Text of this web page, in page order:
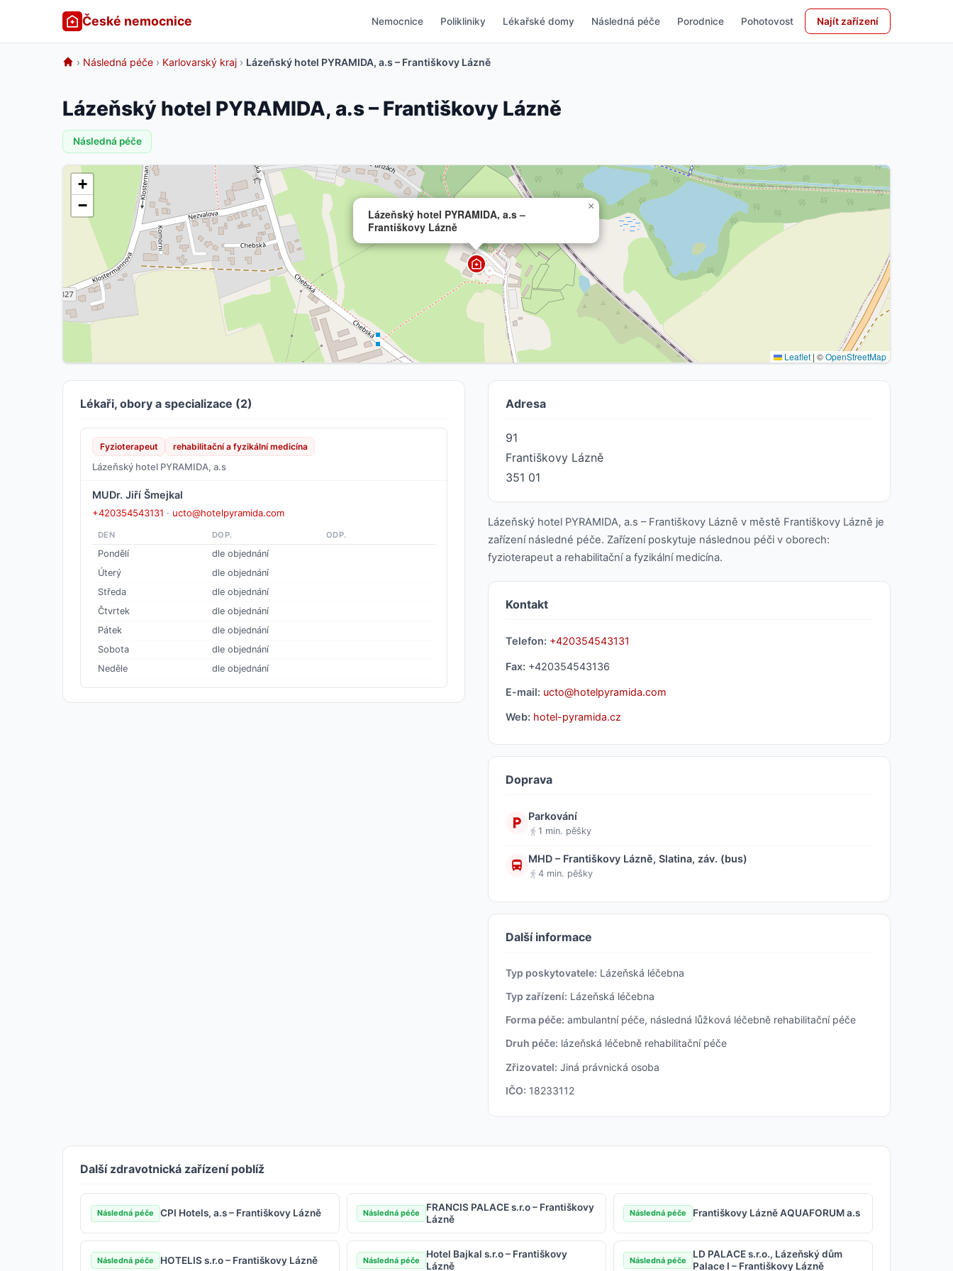
České nemocnice Nemocnice Polikliniky Lékařské domy Následná péče Porodnice Pohotovost Najít zařízení
› Následná péče › Karlovarský kraj › Lázeňský hotel PYRAMIDA, a.s – Františkovy Lázně
Lázeňský hotel PYRAMIDA, a.s – Františkovy Lázně
Následná péče
Lázeňský hotel PYRAMIDA, a.s –
Františkovy Lázně
×
+
−
Leaflet | ©OpenStreetMap
Lékaři, obory a specializace (2)
Fyzioterapeut rehabilitační a fyzikální medicína
Lázeňský hotel PYRAMIDA, a.s
MUDr. Jiří Šmejkal
+420354543131 · ucto@hotelpyramida.com
DEN DOP. ODP.
Pondělí
dle objednání
Úterý
dle objednání
Středa
dle objednání
Čtvrtek
dle objednání
Pátek
dle objednání
Sobota
dle objednání
Neděle
dle objednání
Adresa
91
Františkovy Lázně
351 01
Lázeňský hotel PYRAMIDA, a.s – Františkovy Lázně v městě Františkovy Lázně je
zařízení následné péče. Zařízení poskytuje následnou péči v oborech:
fyzioterapeut a rehabilitační a fyzikální medicína.
Kontakt
Telefon: +420354543131
Fax: +420354543136
E-mail: ucto@hotelpyramida.com
Web: hotel-pyramida.cz
Doprava
Parkování
1 min. pěšky
MHD – Františkovy Lázně, Slatina, záv. (bus)
4 min. pěšky
Další informace
Typ poskytovatele: Lázeňská léčebna
Typ zařízení: Lázeňská léčebna
Forma péče: ambulantní péče, následná lůžková léčebně rehabilitační péče
Druh péče: lázeňská léčebně rehabilitační péče
Zřizovatel: Jiná právnická osoba
IČO: 18233112
Další zdravotnická zařízení poblíž
Následná péče CPI Hotels, a.s – Františkovy Lázně Následná péče
FRANCIS PALACE s.r.o – Františkovy
Lázně
Následná péče Františkovy Lázně AQUAFORUM a.s
Následná péče HOTELIS s.r.o – Františkovy Lázně Následná péče
Hotel Bajkal s.r.o – Františkovy
Lázně
Následná péče
LD PALACE s.r.o., Lázeňský dům
Palace I – Františkovy Lázně